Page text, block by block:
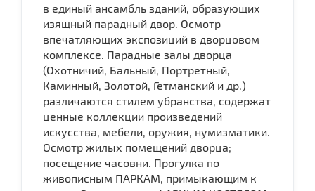
в единый ансамбль зданий, образующих
изящный парадный двор. Осмотр
впечатляющих экспозиций в дворцовом
комплексе. Парадные залы дворца
(Охотничий, Бальный, Портретный,
Каминный, Золотой, Гетманский и др.)
различаются стилем убранства, содержат
ценные коллекции произведений
искусства, мебели, оружия, нумизматики.
Осмотр жилых помещений дворца;
посещение часовни. Прогулка по
живописным ПАРКАМ, примыкающим к